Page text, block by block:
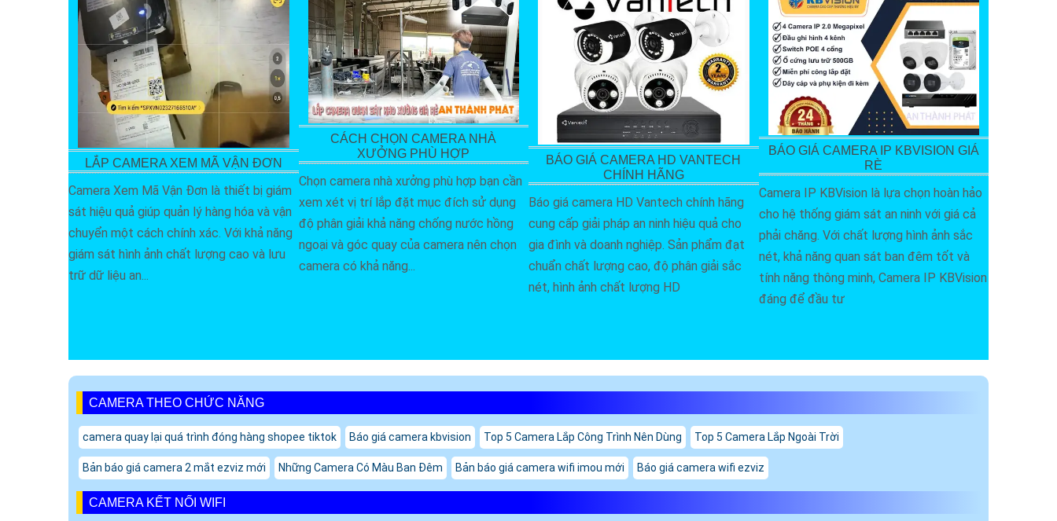
LẮP CAMERA XEM MÃ VẬN ĐƠN
Camera Xem Mã Vận Đơn là thiết bị giám
sát hiệu quả giúp quản lý hàng hóa và vận
chuyển một cách chính xác. Với khả năng
giám sát hình ảnh chất lượng cao và lưu
trữ dữ liệu an...
CÁCH CHỌN CAMERA NHÀ
XƯỞNG PHÙ HỢP
Chọn camera nhà xưởng phù hợp bạn cần
xem xét vị trí lắp đặt mục đích sử dụng
độ phân giải khả năng chống nước hồng
ngoại và góc quay của camera nên chọn
camera có khả năng...
BÁO GIÁ CAMERA HD VANTECH
CHÍNH HÃNG
Báo giá camera HD Vantech chính hãng
cung cấp giải pháp an ninh hiệu quả cho
gia đình và doanh nghiệp. Sản phẩm đạt
chuẩn chất lượng cao, độ phân giải sắc
nét, hình ảnh chất lượng HD
BÁO GIÁ CAMERA IP KBVISION GIÁ
RÈ
Camera IP KBVision là lựa chọn hoàn hảo
cho hệ thống giám sát an ninh với giá cả
phải chăng. Với chất lượng hình ảnh sắc
nét, khả năng quan sát ban đêm tốt và
tính năng thông minh, Camera IP KBVision
đáng để đầu tư
CAMERA THEO CHỨC NĂNG
camera quay lại quá trình đóng hàng shopee tiktok Báo giá camera kbvision Top 5 Camera Lắp Công Trình Nên Dùng Top 5 Camera Lắp Ngoài Trời
Bản báo giá camera 2 mắt ezviz mới Những Camera Có Màu Ban Đêm Bản báo giá camera wifi imou mới Báo giá camera wifi ezviz
CAMERA KẾT NỐI WIFI